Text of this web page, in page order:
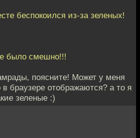
беспокоился из-за зеленых!
было смешно!!!
поясните! Может у меня
в браузере отображаются? а то я
зеленые :)